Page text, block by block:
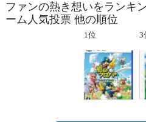
ファンの熱き想いをランキ
ーム人気投票 他の順位
1位 3